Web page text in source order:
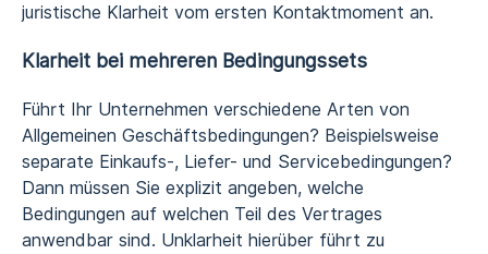
juristische Klarheit vom ersten Kontaktmoment an.
Klarheit bei mehreren Bedingungssets
Führt Ihr Unternehmen verschiedene Arten von
Allgemeinen Geschäftsbedingungen? Beispielsweise
separate Einkaufs-, Liefer- und Servicebedingungen?
Dann müssen Sie explizit angeben, welche
Bedingungen auf welchen Teil des Vertrages
anwendbar sind. Unklarheit hierüber führt zu